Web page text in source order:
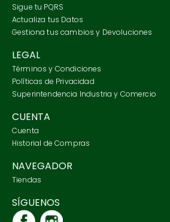
Sigue tu PQRS
Actualiza tus Datos
Gestiona tus cambios y Devoluciones
LEGAL
Términos y Condiciones
Políticas de Privacidad
Superintendencia Industria y Comercio
CUENTA
Cuenta
Historial de Compras
NAVEGADOR
Tiendas
SÍGUENOS